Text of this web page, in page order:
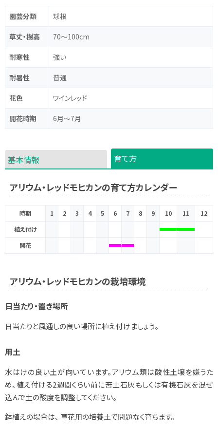
園芸分類 球根
草丈・樹高 70～100cm
耐寒性 強い
耐暑性 普通
花色 ワインレッド
開花時期 6月～7月
基本情報 育て方
アリウム・レッドモヒカンの育て方カレンダー
時期 1 2 3 4 5 6 7 8 9 10 11
12
植え付け
開花
アリウム・レッドモヒカンの栽培環境
日当たり・置き場所
日当たりと風通しの良い場所に植え付けましょう。
用土
水はけの良い土が向いています。アリウム類は酸性土壌を嫌うた
め、植え付ける2週間くらい前に苦土石灰もしくは有機石灰を混ぜ
込んで土の酸度を調整してください。
鉢植えの場合は、 草花用の培養土で問題なく育ちます。